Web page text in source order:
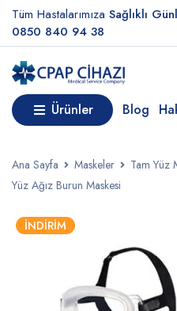
Tüm Hastalarımıza Sağlıklı
0850 840 94 38
Ürünler Blog
Ana Sayfa Maskeler Tam Yüz
Yüz Ağız Burun Maskesi
İNDIRIM